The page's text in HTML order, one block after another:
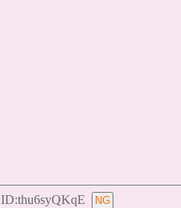
ID:thu6syQKqE